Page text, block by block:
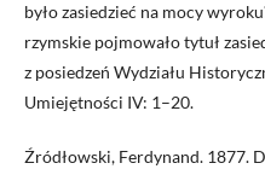
było zasiedzieć na mocy
rzymskie pojmowało tytuł
z posiedzeń Wydziału
Umiejętności IV: 1–20.
Źródłowski, Ferdynand. 1877.